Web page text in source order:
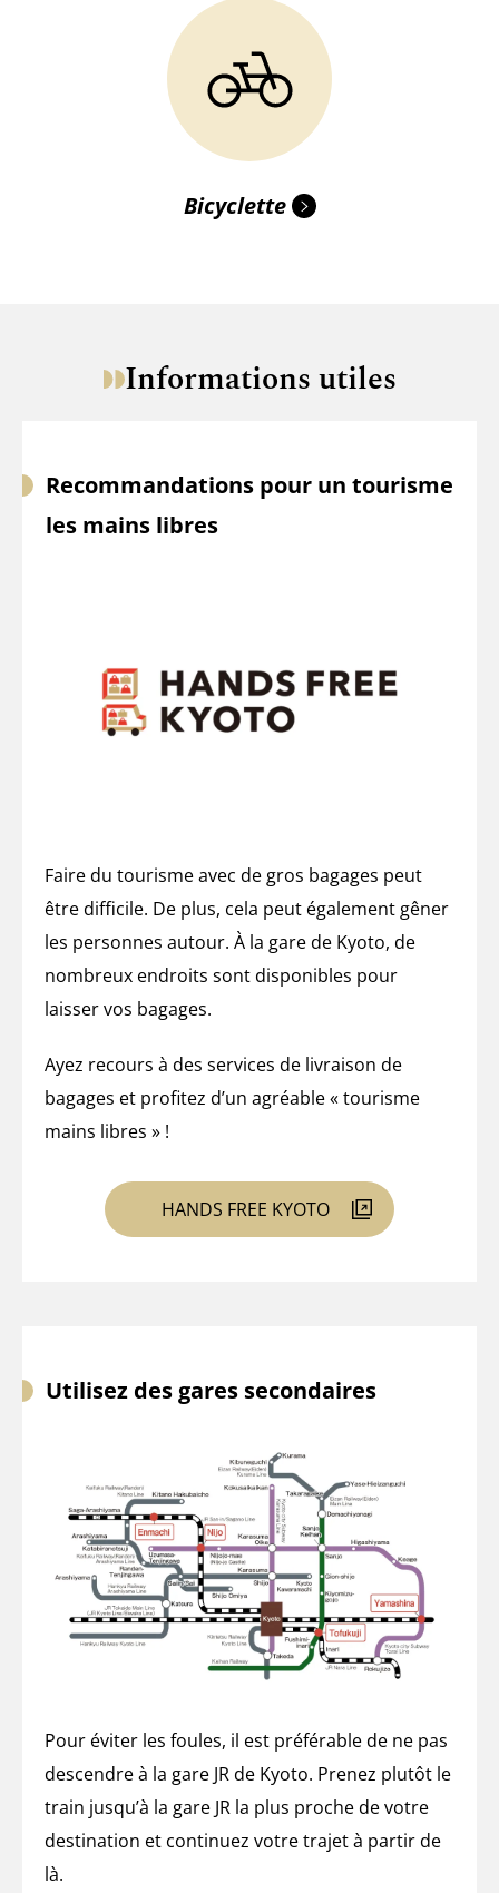
Bicyclette
Informations utiles
Recommandations pour un tourisme
les mains libres
Faire du tourisme avec de gros bagages peut
être difficile. De plus, cela peut également gêner
les personnes autour. À la gare de Kyoto, de
nombreux endroits sont disponibles pour
laisser vos bagages.
Ayez recours à des services de livraison de
bagages et profitez d’un agréable « tourisme
mains libres » !
HANDS FREE KYOTO
Utilisez des gares secondaires
Pour éviter les foules, il est préférable de ne pas
descendre à la gare JR de Kyoto. Prenez plutôt le
train jusqu’à la gare JR la plus proche de votre
destination et continuez votre trajet à partir de
là.